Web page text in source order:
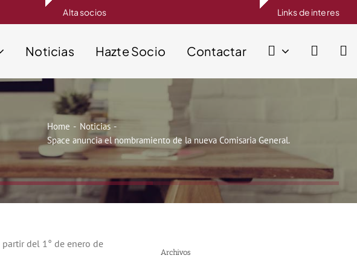
Alta socios Links de interes
Noticias Hazte Socio Contactar
Home
Noticias
Space anuncia el nombramiento de la nueva Comisaria General.
partir del 1° de enero de
Archivos